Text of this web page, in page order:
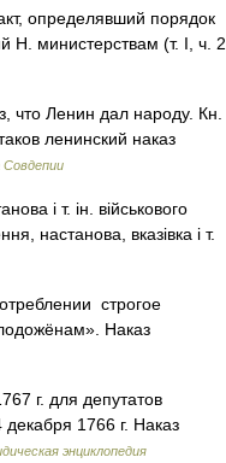
определявший порядок
Н. министерствам (т. I, ч. 2
Ленин дал народу. Кн.
ленинский наказ
Совдепии
і т. ін. військового
настанова, вказівка і т.
строгое
Наказ
г. для депутатов
1766 г. Наказ
энциклопедия